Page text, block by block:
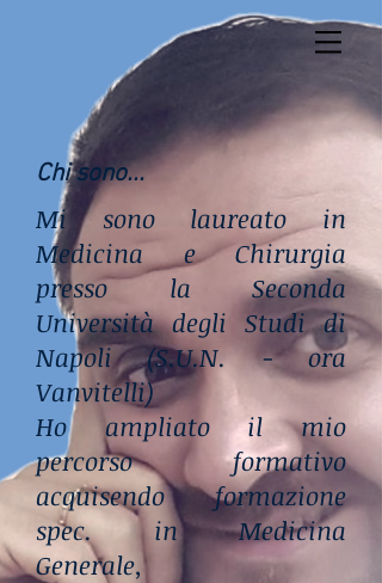
Chi sono...
Mi sono laureato in
Medicina e Chirurgia
presso la Seconda
Università degli Studi di
Napoli (S.U.N. - ora
Vanvitelli)
Ho ampliato il mio
percorso formativo
acquisendo formazione
spec. in Medicina
Generale,